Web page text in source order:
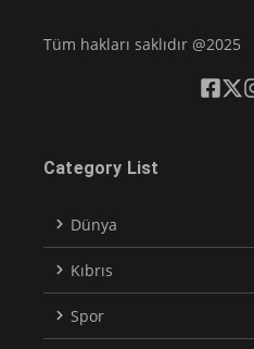
Tüm hakları saklıdır @2025
Category List
Dünya
Kıbrıs
Spor